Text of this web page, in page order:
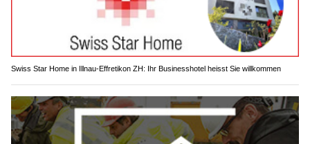
Swiss Star Home in Illnau-Effretikon ZH: Ihr Businesshotel heisst Sie willkommen